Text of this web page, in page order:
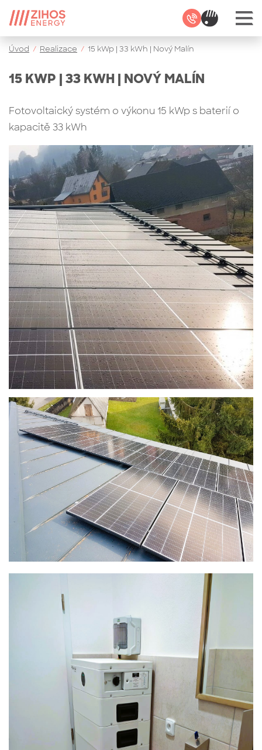
Úvod / Realizace / 15 kWp | 33 kWh | Nový Malín
15 KWP | 33 KWH | NOVÝ MALÍN
Fotovoltaický systém o výkonu 15 kWp s baterií o
kapacitě 33 kWh